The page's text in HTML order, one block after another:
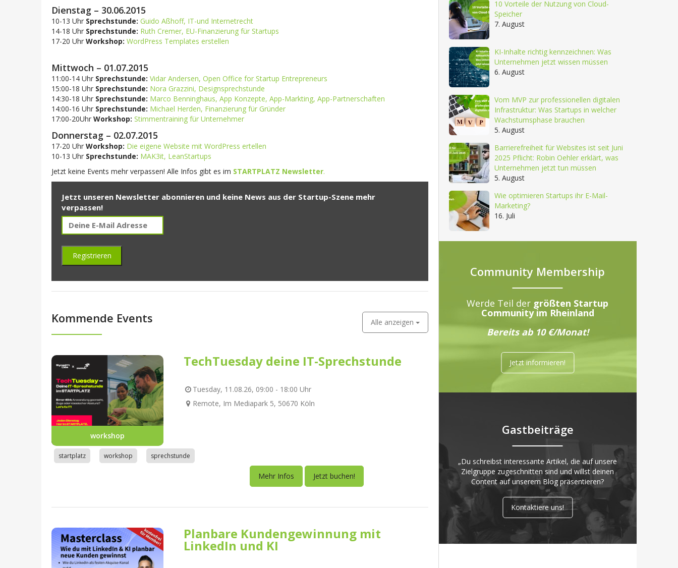
Dienstag – 30.06.2015
10-13 Uhr Sprechstunde: Guido Aßhoff, IT-und Internetrecht
14-18 Uhr Sprechstunde: Ruth Cremer, EU-Finanzierung für Startups
17-20 Uhr Workshop: WordPress Templates erstellen
Mittwoch – 01.07.2015
11:00-14 Uhr Sprechstunde: Vidar Andersen, Open Office for Startup Entrepreneurs
15:00-18 Uhr Sprechstunde: Nora Grazzini, Designsprechstunde
14:30-18 Uhr Sprechstunde: Marco Benninghaus, App Konzepte, App-Markting, App-Partnerschaften
14:00-16 Uhr Sprechstunde: Michael Herden, Finanzierung für Gründer
17:00-20Uhr Workshop: Stimmentraining für Unternehmer
Donnerstag – 02.07.2015
17-20 Uhr Workshop: Die eigene Website mit WordPress ertellen
10-13 Uhr Sprechstunde: MAK3it, LeanStartups
Jetzt keine Events mehr verpassen! Alle Infos gibt es im STARTPLATZ Newsletter.
Jetzt unseren Newsletter abonnieren und keine News aus der Startup-Szene mehr
verpassen!
Kommende Events Alle anzeigen
workshop
TechTuesday deine IT-Sprechstunde
Tuesday, 11.08.26, 09:00 - 18:00 Uhr
Remote, Im Mediapark 5, 50670 Köln
startplatz workshop sprechstunde
Mehr Infos Jetzt buchen!
Planbare Kundengewinnung mit
LinkedIn und KI
10 Vorteile der Nutzung von Cloud-
Speicher
7. August
KI-Inhalte richtig kennzeichnen: Was
Unternehmen jetzt wissen müssen
6. August
Vom MVP zur professionellen digitalen
Infrastruktur: Was Startups in welcher
Wachstumsphase brauchen
5. August
Barrierefreiheit für Websites ist seit Juni
2025 Pflicht: Robin Oehler erklärt, was
Unternehmen jetzt tun müssen
5. August
Wie optimieren Startups ihr E-Mail-
Marketing?
16. Juli
Community Membership
Werde Teil der größten Startup
Community im Rheinland
Bereits ab 10 €/Monat!
Jetzt informieren!
Gastbeiträge
„Du schreibst interessante Artikel, die auf unsere
Zielgruppe zugeschnitten sind und willst deinen
Content auf unserem Blog präsentieren?
Kontaktiere uns!